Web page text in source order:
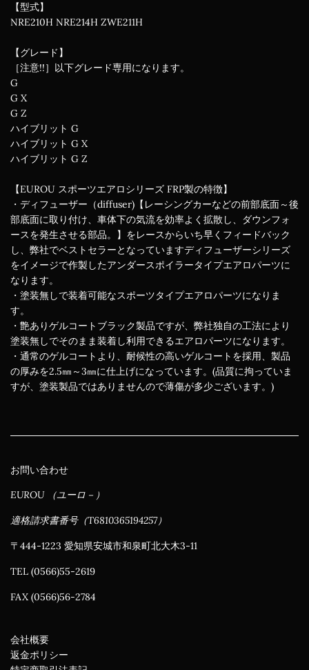
【型式】
NRE210H NRE214H ZWE211H
【グレード】
［注意!!］以下グレード専用になります。
G
G X
G Z
ハイブリット G
ハイブリット G X
ハイブリット G Z
【EUROU スポーツエアロシリーズ FRP製の特徴】
・ディフューザー（diffuser)【レーシングカーなどの前部底面～後
部底面に取り付け、車体下の気流を効率よく拡散し、ダウンフォ
ースを発生させる部品。】をレースからいち早くフィードバック
し、弊社でベストセラーとなっていますディフューザーシリーズ
をイメージで作製したアンダースポイラータイプエアロパーツに
なります。
・塗装無しで装着可能なスポーツタイプエアロパーツになりま
す。
・艶ありゲルコートブラック製品ですが、弊社独自の工法により
塗装無しでそのまま装着し利用できるエアロパーツになります。
・通常のゲルコートより、耐候性の高いゲルコートを採用、製品
の厚みを2.5㎜～3㎜に仕上げになっています。(品質に拘っていま
すが、塗装製品ではありませんので薄傷が多少ございます。)
お問い合わせ
EUROU （ユーロ－）
適格請求書番号（T6810365194257）
〒444-1223 愛知県安城市和泉町北大木3-11
TEL (0566)55-2619
FAX (0566)56-2784
会社概要
返金ポリシー